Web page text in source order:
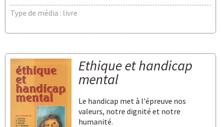
Type de média : livre
Ethique et handicap
mental
Le handicap met à l'épreuve nos
valeurs, notre dignité et notre
humanité.